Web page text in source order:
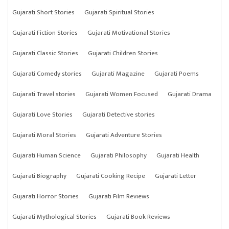
Gujarati Short Stories
Gujarati Spiritual Stories
Gujarati Fiction Stories
Gujarati Motivational Stories
Gujarati Classic Stories
Gujarati Children Stories
Gujarati Comedy stories
Gujarati Magazine
Gujarati Poems
Gujarati Travel stories
Gujarati Women Focused
Gujarati Drama
Gujarati Love Stories
Gujarati Detective stories
Gujarati Moral Stories
Gujarati Adventure Stories
Gujarati Human Science
Gujarati Philosophy
Gujarati Health
Gujarati Biography
Gujarati Cooking Recipe
Gujarati Letter
Gujarati Horror Stories
Gujarati Film Reviews
Gujarati Mythological Stories
Gujarati Book Reviews